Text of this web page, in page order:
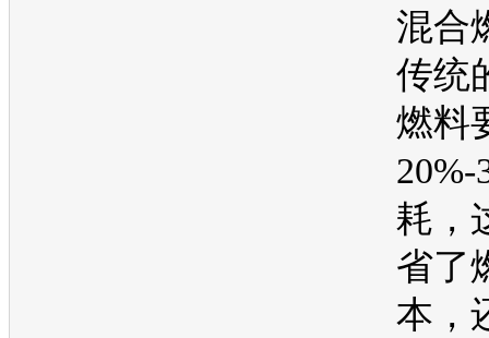
混合
传统
燃料
20%-
耗，
省了
本，